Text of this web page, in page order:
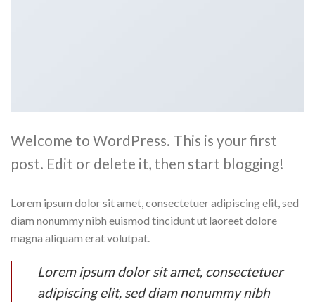
Welcome to WordPress. This is your first
post. Edit or delete it, then start blogging!
Lorem ipsum dolor sit amet, consectetuer adipiscing elit, sed
diam nonummy nibh euismod tincidunt ut laoreet dolore
magna aliquam erat volutpat.
Lorem ipsum dolor sit amet, consectetuer
adipiscing elit, sed diam nonummy nibh